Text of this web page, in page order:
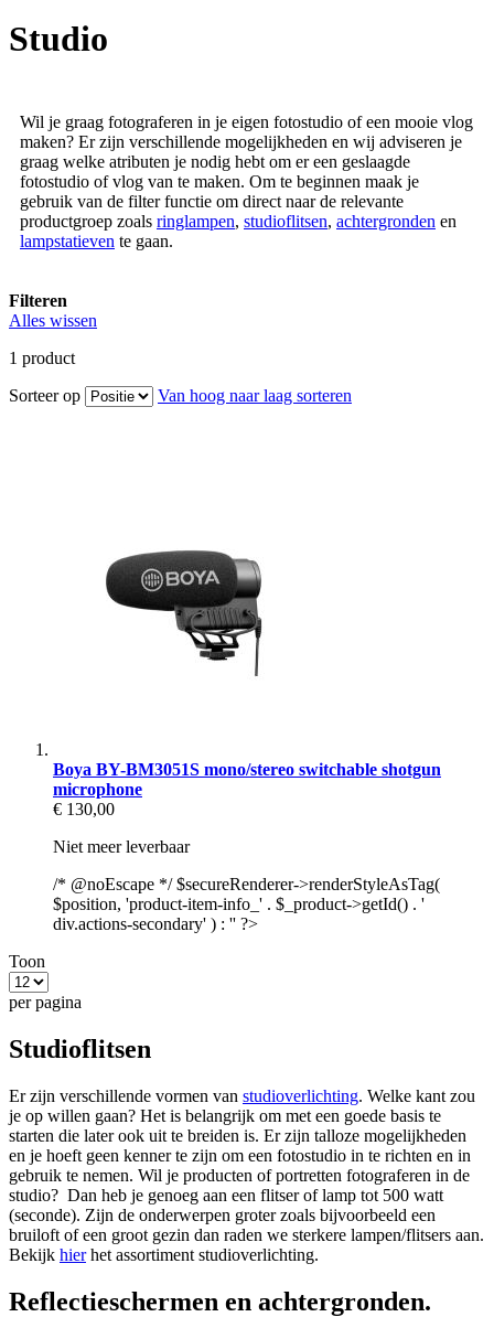
Studio
Wil je graag fotograferen in je eigen fotostudio of een mooie vlog
maken? Er zijn verschillende mogelijkheden en wij adviseren je
graag welke atributen je nodig hebt om er een geslaagde
fotostudio of vlog van te maken. Om te beginnen maak je
gebruik van de filter functie om direct naar de relevante
productgroep zoals ringlampen, studioflitsen, achtergronden en
lampstatieven te gaan.
Filteren
Alles wissen
1 product
Sorteer op
Van hoog naar laag sorteren
Boya BY-BM3051S mono/stereo switchable shotgun
microphone
€ 130,00
Niet meer leverbaar
/* @noEscape */ $secureRenderer->renderStyleAsTag(
$position, 'product-item-info_' . $_product->getId() . '
div.actions-secondary' ) : '' ?>
Toon
per pagina
Studioflitsen
Er zijn verschillende vormen van studioverlichting. Welke kant zou
je op willen gaan? Het is belangrijk om met een goede basis te
starten die later ook uit te breiden is. Er zijn talloze mogelijkheden
en je hoeft geen kenner te zijn om een fotostudio in te richten en in
gebruik te nemen. Wil je producten of portretten fotograferen in de
studio? Dan heb je genoeg aan een flitser of lamp tot 500 watt
(seconde). Zijn de onderwerpen groter zoals bijvoorbeeld een
bruiloft of een groot gezin dan raden we sterkere lampen/flitsers aan.
Bekijk hierhet assortiment studioverlichting.
Reflectieschermen en achtergronden.